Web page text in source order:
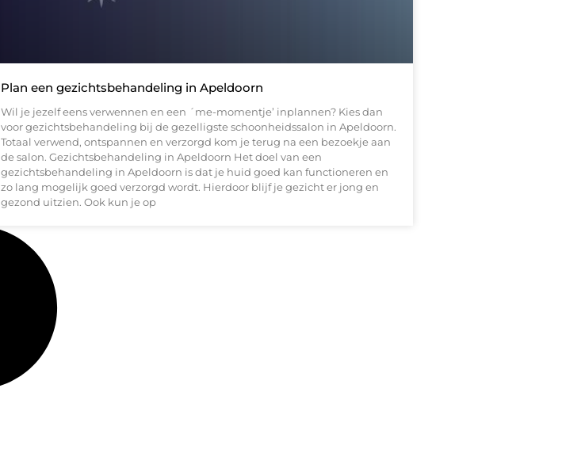
Plan een gezichtsbehandeling in Apeldoorn
Wil je jezelf eens verwennen en een ´me-momentje’ inplannen? Kies dan
voor gezichtsbehandeling bij de gezelligste schoonheidssalon in Apeldoorn.
Totaal verwend, ontspannen en verzorgd kom je terug na een bezoekje aan
de salon. Gezichtsbehandeling in Apeldoorn Het doel van een
gezichtsbehandeling in Apeldoorn is dat je huid goed kan functioneren en
zo lang mogelijk goed verzorgd wordt. Hierdoor blijf je gezicht er jong en
gezond uitzien. Ook kun je op